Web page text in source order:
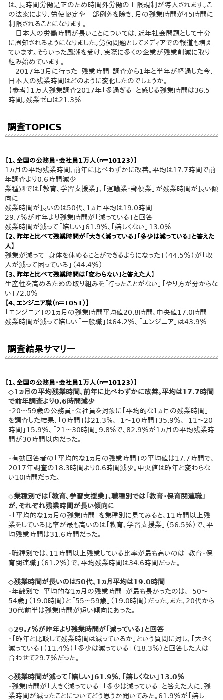
は、長時間労働是正のため時間外労働の上限規制が導入されます。こ
の法案により、労使協定や一部例外を除き、月の残業時間が45時間に
制限されることになります。
日本人の労働時間が長いことについては、近年社会問題として十分
に周知されるようになりました。労働問題としてメディアでの報道も増え
ています。そういった風潮を受け、実際に多くの企業が残業削減に取り
組み始めています。
2017年3月に行った「残業時間」調査から1年と半年が経過した今、
日本人の残業時間はどのように変化したのでしょうか。
【参考】1万人残業調査2017年「多過ぎる」と感じる残業時間は36.5
時間。残業ゼロは21.3％
調査TOPICS
【1、全国の公務員・会社員1万人（ｎ＝10123）】
1ヵ月の平均残業時間、前年に比べわずかに改善。平均は17.7時間で前
年調査より0.6時間減少
業種別では「教育、学習支援業」、「運輸業・郵便業」が残業時間が長い傾
向に
残業時間が長いのは50代、1ヵ月平均は19.0時間
29.7％が昨年より残業時間が「減っている」と回答
残業時間が減って「嬉しい」61.9％、「嬉しくない」13.0％
【2、昨年と比べて残業時間が「大きく減っている」「多少は減っている」と答えた
人】
残業が減って「身体を休めることができるようになった」（44.5％）が「収
入が減って困っている」（44.4％）
【3、昨年と比べて残業時間は「変わらない」と答えた人】
生産性を高めるための取り組みを「行ったことがない」「やり方が分からな
い」72.0％
【4、エンジニア職（ｎ＝1051）】
「エンジニア」の1ヵ月の残業時間平均値20.8時間、中央値17.0時間
残業時間が減って嬉しい「一般職」は64.2％、「エンジニア」は43.9％
調査結果サマリー
【1、全国の公務員・会社員1万人（ｎ＝10123）】
◇1ヵ月の平均残業時間、前年に比べわずかに改善。平均は17.7時間
で前年調査より0.6時間減少
・20～59歳の公務員・会社員を対象に「平均的な1ヵ月の残業時間」
を調査した結果、「0時間」は21.3％、「1～10時間」35.9％、「11～20
時間」15.9％、「21～30時間」9.8％で、82.9％が1ヵ月の平均残業時
間が30時間以内だった。
・有効回答者の「平均的な1ヵ月の残業時間」の平均値は17.7時間で、
2017年調査の18.3時間より0.6時間減少。中央値は昨年と変わらな
い10時間だった。
◇業種別では「教育、学習支援業」、職種別では「教育・保育関連職」
が、それぞれ残業時間が長い傾向に
・「平均的な1ヵ月の残業時間」を業種別に見てみると、11時間以上残
業をしている比率が最も高いのは「教育、学習支援業」（56.5％）で、平
均残業時間は31.6時間だった。
・職種別では、11時間以上残業している比率が最も高いのは「教育・保
育関連職」（61.2％）で、平均残業時間は34.6時間だった。
◇残業時間が長いのは50代、1ヵ月平均は19.0時間
・年齢別で「平均的な1ヵ月の残業時間」が最も長かったのは、「50～
54歳」（19.0時間）と「55～59歳」（19.0時間）だった。また、20代から
30代前半は残業時間が短い傾向にあった。
◇29.7％が昨年より残業時間が「減っている」と回答
・「昨年と比較して残業時間は減っているか」という質問に対し、「大きく
減っている」（11.4％）「多少は減っている」（18.3％）と回答した人は
合わせて29.7％だった。
◇残業時間が減って「嬉しい」61.9％、「嬉しくない」13.0％
・残業時間が「大きく減っている」「多少は減っている」と答えた人に、残
業時間が減ったことについてどう思うか聞いてみた。61.9％が「嬉し